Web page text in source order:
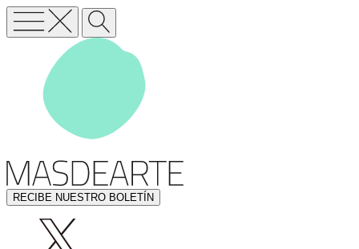
RECIBE NUESTRO BOLETÍN